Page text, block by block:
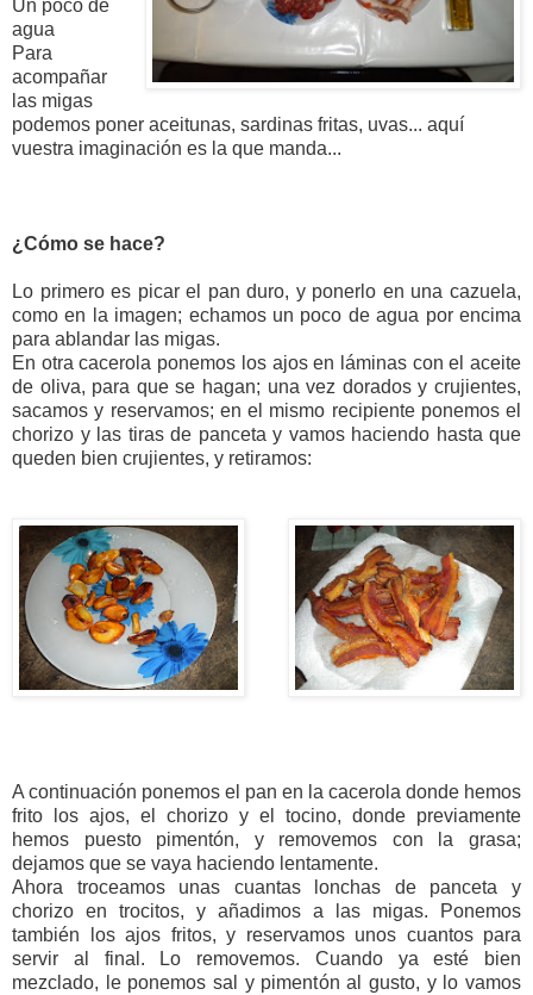
Un poco de
agua
Para
acompañar
las migas
podemos poner aceitunas, sardinas fritas, uvas... aquí
vuestra imaginación es la que manda...
¿Cómo se hace?
Lo primero es picar el pan duro, y ponerlo en una cazuela,
como en la imagen; echamos un poco de agua por encima
para ablandar las migas.
En otra cacerola ponemos los ajos en láminas con el aceite
de oliva, para que se hagan; una vez dorados y crujientes,
sacamos y reservamos; en el mismo recipiente ponemos el
chorizo y las tiras de panceta y vamos haciendo hasta que
queden bien crujientes, y retiramos:
A continuación ponemos el pan en la cacerola donde hemos
frito los ajos, el chorizo y el tocino, donde previamente
hemos puesto pimentón, y removemos con la grasa;
dejamos que se vaya haciendo lentamente.
Ahora troceamos unas cuantas lonchas de panceta y
chorizo en trocitos, y añadimos a las migas. Ponemos
también los ajos fritos, y reservamos unos cuantos para
servir al final. Lo removemos. Cuando ya esté bien
mezclado, le ponemos sal y pimentón al gusto, y lo vamos